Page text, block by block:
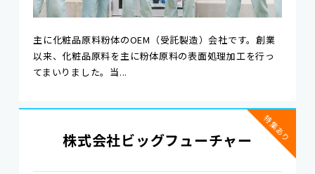
主に化粧品原料粉体のOEM（受託製造）会社です。創業
以来、化粧品原料を主に粉体原料の表面処理加工を行っ
てまいりました。当...
株式会社ビッグフューチャー 特集あり